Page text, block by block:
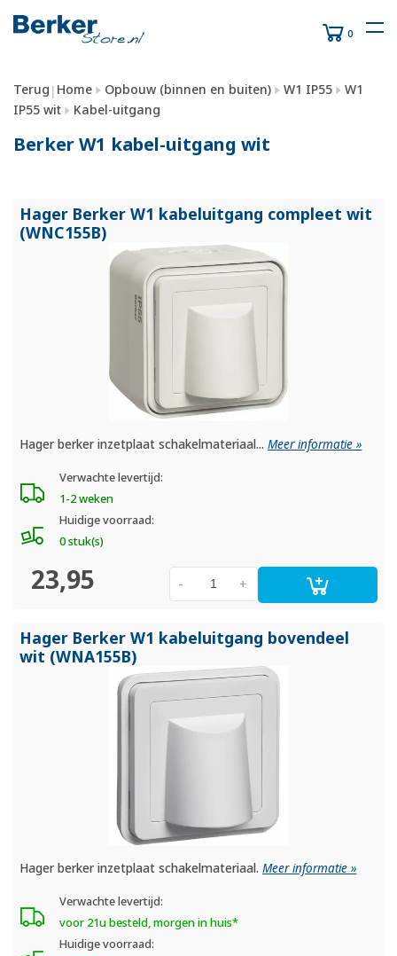
0
Terug | Home Opbouw (binnen en buiten) W1 IP55
W1
IP55 wit
Kabel-uitgang
Berker W1 kabel-uitgang wit
Hager Berker W1 kabeluitgang compleet wit
(WNC155B)
Hager berker inzetplaat schakelmateriaal...Meer informatie »
Verwachte levertijd:
1-2 weken
Huidige voorraad:
0 stuk(s)
23,95 +
-
Hager Berker W1 kabeluitgang bovendeel
wit (WNA155B)
Hager berker inzetplaat schakelmateriaal.Meer informatie »
Verwachte levertijd:
voor 21u besteld, morgen in huis*
Huidige voorraad: